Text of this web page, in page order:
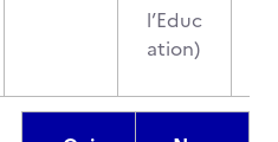
l’Educ
ation)